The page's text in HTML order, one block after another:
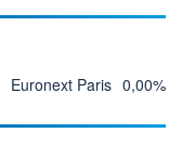
Euronext Paris 0,00%